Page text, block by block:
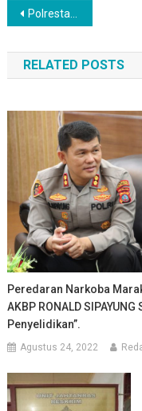
Navigasi
pos
Polrestabes Medan Amankan 42 Kg Sabu Jaringan Internasional, 3 Tersangka Diamankan
RELATED POSTS
Peredaran Narkoba
AKBP RONALD
Penyelidikan”.
Agustus 24, 2022